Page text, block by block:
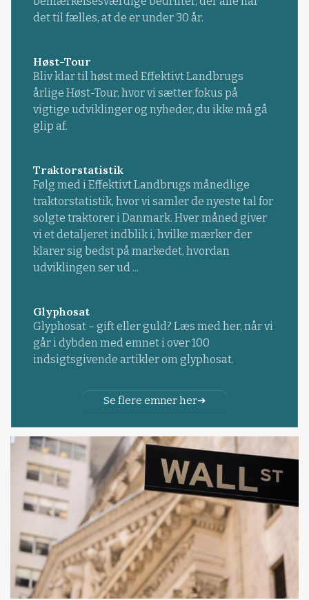
det til fælles, at de er under 30 år.
Høst-Tour
Bliv klar til høst med Effektivt Landbrugs
årlige Høst-Tour, hvor vi sætter fokus på
vigtige udviklinger og nyheder, du ikke må gå
glip af.
Traktorstatistik
Følg med i Effektivt Landbrugs månedlige
traktorstatistik, hvor vi samler de nyeste tal for
solgte traktorer i Danmark. Hver måned giver
vi et detaljeret indblik i, hvilke mærker der
klarer sig bedst på markedet, hvordan
udviklingen ser ud ...
Glyphosat
Glyphosat – gift eller guld? Læs med her, når vi
går i dybden med emnet i over 100
indsigtsgivende artikler om glyphosat.
Se flere emner her